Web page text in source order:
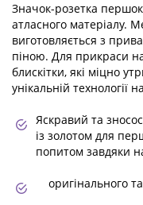
Значок-розетка
атласного матеріалу.
виготовляється з
піною. Для прикраси
блискітки, які міцно
унікальній технології
Яскравий та
із золотом для
попитом завдяки
оригінального